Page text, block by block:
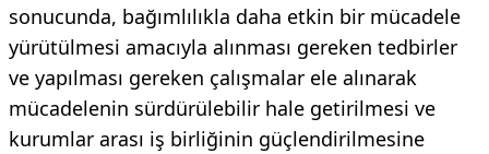
sonucunda, bağımlılıkla daha etkin bir mücadele
yürütülmesi amacıyla alınması gereken tedbirler
ve yapılması gereken çalışmalar ele alınarak
mücadelenin sürdürülebilir hale getirilmesi ve
kurumlar arası iş birliğinin güçlendirilmesine